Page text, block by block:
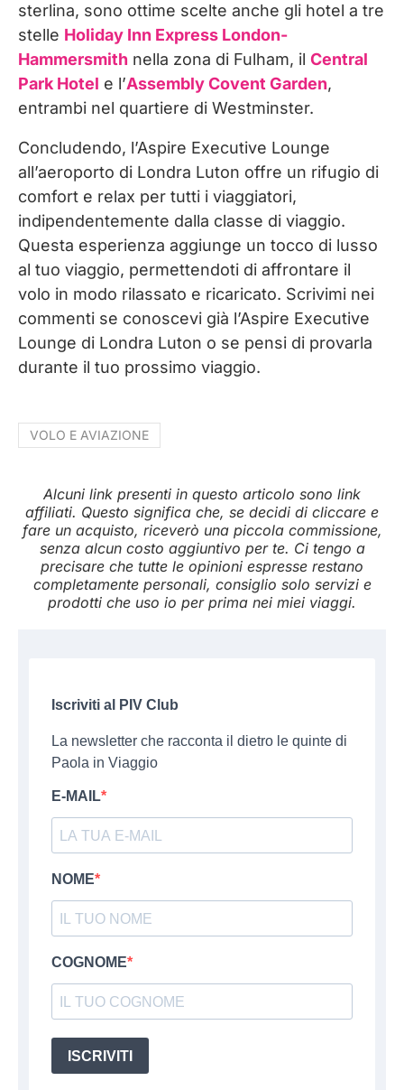
sterlina, sono ottime scelte anche gli hotel a tre
stelle Holiday Inn Express London-
Hammersmith nella zona di Fulham, il Central
Park Hotel e l’Assembly Covent Garden,
entrambi nel quartiere di Westminster.
Concludendo, l’Aspire Executive Lounge
all’aeroporto di Londra Luton offre un rifugio di
comfort e relax per tutti i viaggiatori,
indipendentemente dalla classe di viaggio.
Questa esperienza aggiunge un tocco di lusso
al tuo viaggio, permettendoti di affrontare il
volo in modo rilassato e ricaricato. Scrivimi nei
commenti se conoscevi già l’Aspire Executive
Lounge di Londra Luton o se pensi di provarla
durante il tuo prossimo viaggio.
VOLO E AVIAZIONE
Alcuni link presenti in questo articolo sono link
affiliati. Questo significa che, se decidi di cliccare e
fare un acquisto, riceverò una piccola commissione,
senza alcun costo aggiuntivo per te. Ci tengo a
precisare che tutte le opinioni espresse restano
completamente personali, consiglio solo servizi e
prodotti che uso io per prima nei miei viaggi.
Iscriviti al PIV Club
La newsletter che racconta il dietro le quinte di
Paola in Viaggio
E-MAIL
NOME
COGNOME
ISCRIVITI